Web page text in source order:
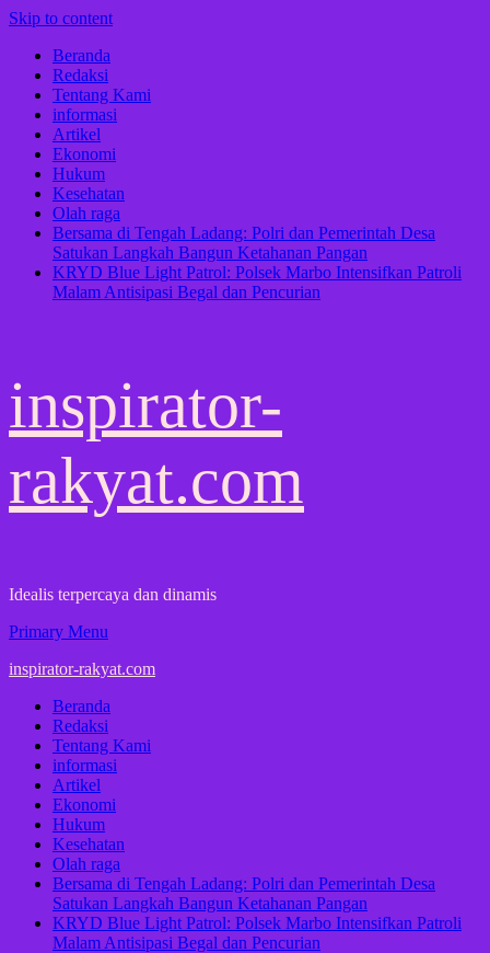
Skip to content
Beranda
Redaksi
Tentang Kami
informasi
Artikel
Ekonomi
Hukum
Kesehatan
Olah raga
Bersama di Tengah Ladang: Polri dan Pemerintah Desa
Satukan Langkah Bangun Ketahanan Pangan
KRYD Blue Light Patrol: Polsek Marbo Intensifkan Patroli
Malam Antisipasi Begal dan Pencurian
inspirator-
rakyat.com
Idealis terpercaya dan dinamis
Primary Menu
inspirator-rakyat.com
Beranda
Redaksi
Tentang Kami
informasi
Artikel
Ekonomi
Hukum
Kesehatan
Olah raga
Bersama di Tengah Ladang: Polri dan Pemerintah Desa
Satukan Langkah Bangun Ketahanan Pangan
KRYD Blue Light Patrol: Polsek Marbo Intensifkan Patroli
Malam Antisipasi Begal dan Pencurian